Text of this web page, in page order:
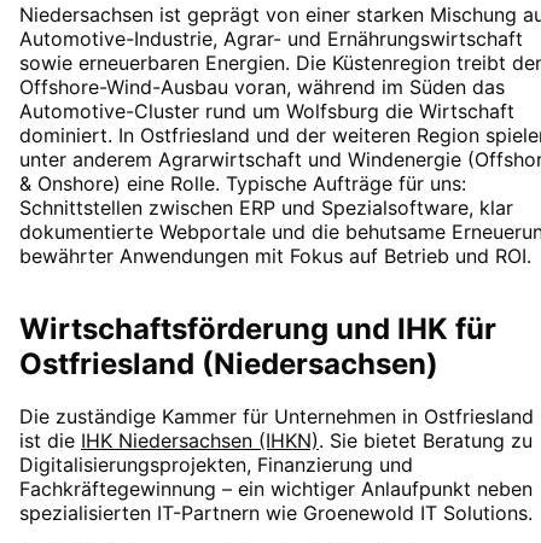
Niedersachsen ist geprägt von einer starken Mischung
Automotive-Industrie, Agrar- und Ernährungswirtschaft
sowie erneuerbaren Energien. Die Küstenregion treibt
Offshore-Wind-Ausbau voran, während im Süden das
Automotive-Cluster rund um Wolfsburg die Wirtschaft
dominiert. In Ostfriesland und der weiteren Region
unter anderem Agrarwirtschaft und Windenergie
& Onshore) eine Rolle. Typische Aufträge für uns:
Schnittstellen zwischen ERP und Spezialsoftware, klar
dokumentierte Webportale und die behutsame
bewährter Anwendungen mit Fokus auf Betrieb und ROI.
Wirtschaftsförderung und IHK für
Ostfriesland (Niedersachsen)
Die zuständige Kammer für Unternehmen in Ostfriesland
ist die IHK Niedersachsen (IHKN). Sie bietet Beratung zu
Digitalisierungsprojekten, Finanzierung und
Fachkräftegewinnung – ein wichtiger Anlaufpunkt neben
spezialisierten IT-Partnern wie Groenewold IT Solutions.